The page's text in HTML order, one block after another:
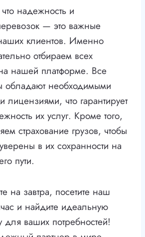
надежность и
— это важные
клиентов. Именно
отбираем всех
нашей платформе. Все
обладают необходимыми
лицензиями, что гарантирует
их услуг. Кроме того,
страхование грузов, чтобы
в их сохранности на
пути.
на завтра, посетите наш
и найдите идеальную
для ваших потребностей!